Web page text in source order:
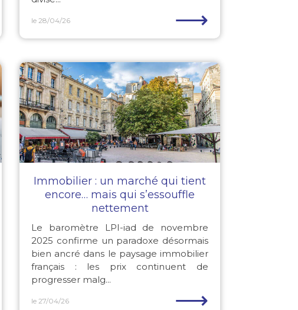
le 28/04/26 ⟶
Immobilier : un marché qui tient
encore… mais qui s’essouffle
nettement
Le baromètre LPI-iad de novembre
2025 confirme un paradoxe désormais
bien ancré dans le paysage immobilier
français : les prix continuent de
progresser malg...
le 27/04/26 ⟶